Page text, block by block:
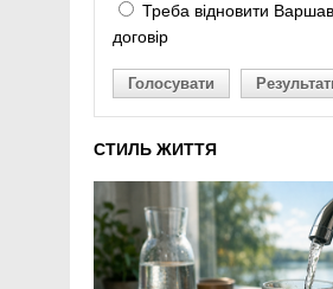
Треба відновити
договір
Голосувати
СТИЛЬ ЖИТТЯ